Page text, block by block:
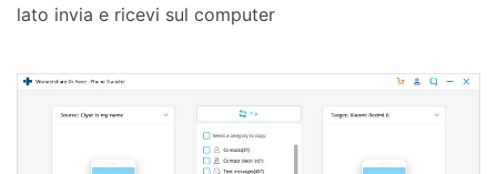
lato invia e ricevi sul computer